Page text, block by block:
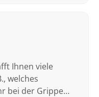
Ihnen viele
welches
bei der Grippe